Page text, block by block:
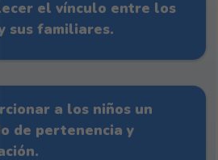
el vínculo entre los
sus familiares.
a los niños un
de pertenencia y